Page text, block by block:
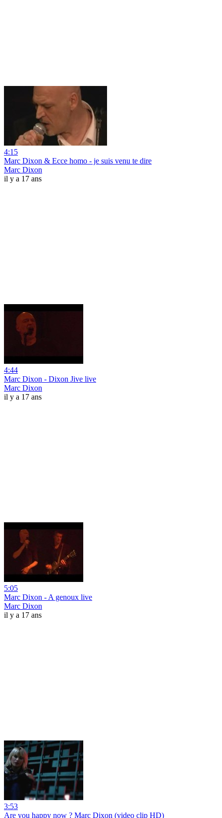
4:15
Marc Dixon & Ecce homo - je suis venu te dire
Marc Dixon
il y a 17 ans
4:44
Marc Dixon - Dixon Jive live
Marc Dixon
il y a 17 ans
5:05
Marc Dixon - A genoux live
Marc Dixon
il y a 17 ans
3:53
Are you happy now ? Marc Dixon (video clip HD)